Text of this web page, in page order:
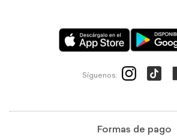
Síguenos:
Formas de pago